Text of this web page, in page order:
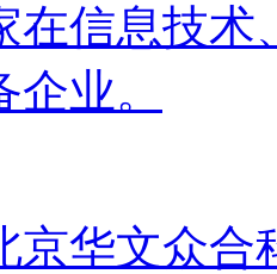
在信息技术
业。
京华文众合